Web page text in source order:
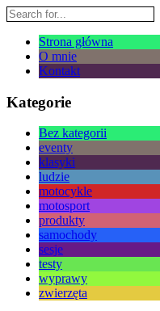
Strona główna
O mnie
Kontakt
Kategorie
Bez kategorii
eventy
klasyki
ludzie
motocykle
motosport
produkty
samochody
sesje
testy
wyprawy
zwierzęta